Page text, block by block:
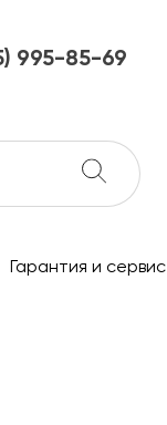
995-85-69
с 10 до 21
Гарантия и сервис